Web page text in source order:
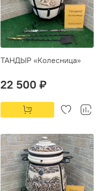
ТАНДЫР «Колесница»
22 500 ₽